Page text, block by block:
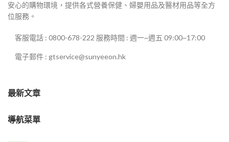
安心的購物環境，提供各式營養保健、婦嬰用品及醫材用品等全方
位服務。
客服電話 : 0800-678-222 服務時間 : 週一~週五 09:00~17:00
電子郵件 : gtservice@sunyeeon.hk
最新文章
導航菜單